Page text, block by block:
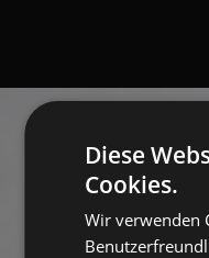
Diese
Cookies.
Wir verwenden